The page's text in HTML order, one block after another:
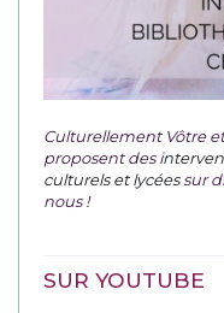
Culturellement Vôtre
proposent des
culturels et lycéessur
nous !
SUR YOUTUBE